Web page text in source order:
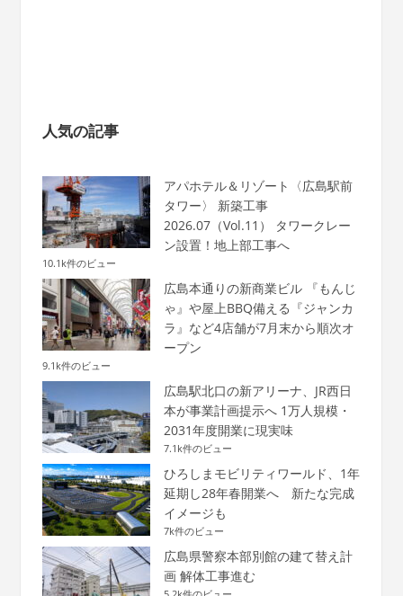
人気の記事
アパホテル＆リゾート〈広島駅前
タワー〉 新築工事
2026.07（Vol.11） タワークレー
ン設置！地上部工事へ
10.1k件のビュー
広島本通りの新商業ビル 『もんじ
ゃ』や屋上BBQ備える『ジャンカ
ラ』など4店舗が7月末から順次オ
ープン
9.1k件のビュー
広島駅北口の新アリーナ、JR西日
本が事業計画提示へ 1万人規模・
2031年度開業に現実味
7.1k件のビュー
ひろしまモビリティワールド、1年
延期し28年春開業へ 新たな完成
イメージも
7k件のビュー
広島県警察本部別館の建て替え計
画 解体工事進む